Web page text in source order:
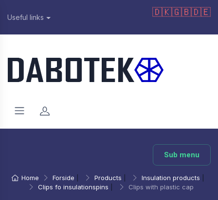
Useful links 🇩🇰🇬🇧🇩🇪
Sub menu
Home Forside Products Insulation products
Clips fo insulationspins
Clips with plastic cap